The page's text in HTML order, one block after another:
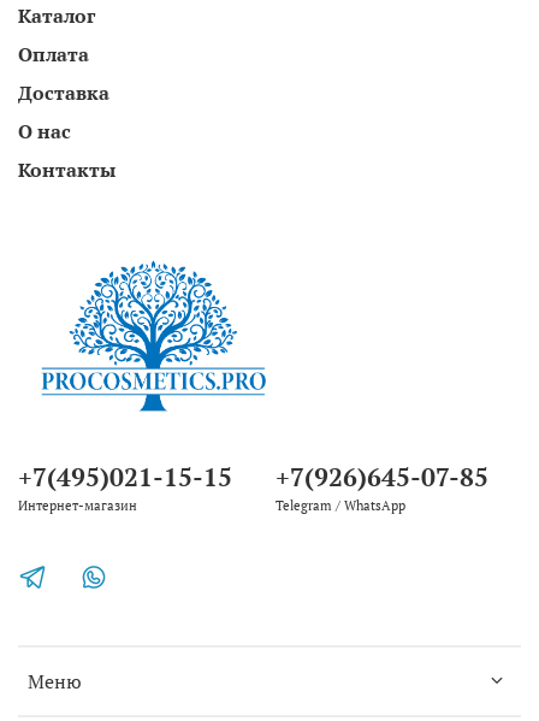
Каталог
Оплата
Доставка
О нас
Контакты
Меню
+7(495)021-15-15
Интернет-магазин
+7(926)645-07-85
Telegram / WhatsApp